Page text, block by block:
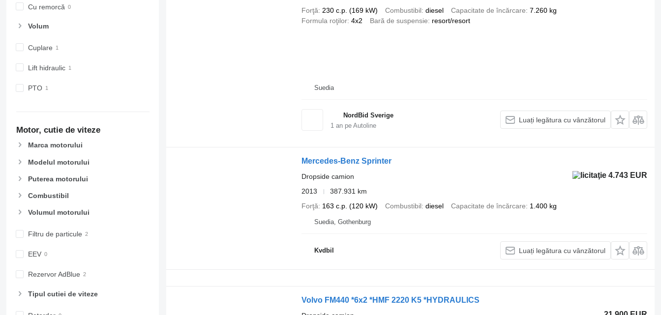
Cu remorcă
Volum
Cuplare
Lift hidraulic
PTO
Motor, cutie de viteze
Marca motorului
Modelul motorului
Puterea motorului
Combustibil
Volumul motorului
Filtru de particule
EEV
Rezervor AdBlue
Tipul cutiei de viteze
Forţă
230 c.p. (169 kW) Combustibil diesel Capacitate de încărcare 7.260 kg
Formula roţilor 4x2 Bară de suspensie resort/resort
Suedia
NordBid Sverige
1an pe Autoline
Luați legătura cu vânzătorul
Mercedes-Benz Sprinter
4.743 EUR
Dropside camion
2013
387.931 km
Forţă 163 c.p. (120 kW) Combustibil diesel Capacitate de încărcare 1.400 kg
Suedia, Gothenburg
Kvdbil Luați legătura cu vânzătorul
Volvo FM440 *6x2 *HMF 2220 K5 *HYDRAULICS